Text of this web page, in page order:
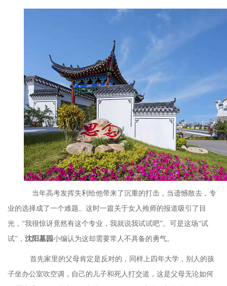
当年高考发挥失利给他带来了沉重的打击，当遗憾散去，专
业的选择成了一个难题。这时一篇关于女入殓师的报道吸引了目
光，“我很惊讶竟然有这个专业，我就说我试试吧”。可是这场“试
试”， 沈阳墓园小编认为这却需要常人不具备的勇气。
首先家里的父母肯定是反对的，同样上四年大学，别人的孩
子坐办公室吹空调，自己的儿子和死人打交道，这是父母无论如何